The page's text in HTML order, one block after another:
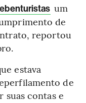
um
de
reportou
estava
de
suas contas e